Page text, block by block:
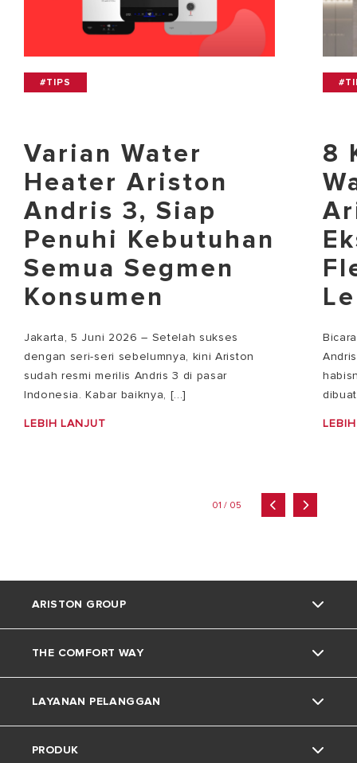
#TIPS
Varian Water
Heater Ariston
Andris 3, Siap
Penuhi Kebutuhan
Semua Segmen
Konsumen
Jakarta, 5 Juni 2026 – Setelah sukses
dengan seri-seri sebelumnya, kini Ariston
sudah resmi merilis Andris 3 di pasar
Indonesia. Kabar baiknya, [...]
LEBIH LANJUT
8
01 / 05
ARISTON GROUP
Tentang Ariston
Grup
Karir
THE COMFORT WAY
Trik dan Kiat
Kehidupan Rumah
LAYANAN PELANGGAN
Kontak
PRODUK